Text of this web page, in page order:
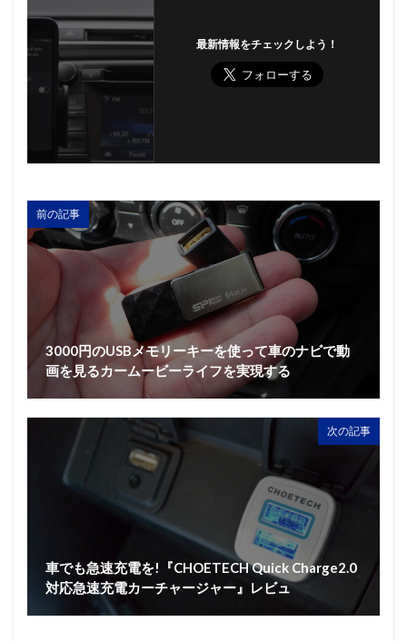
最新情報をチェックしよう！
前の記事
3000円のUSBメモリーキーを使って車のナビで動
画を見るカームービーライフを実現する
次の記事
車でも急速充電を!『CHOETECH Quick Charge2.0
対応急速充電カーチャージャー』レビュ